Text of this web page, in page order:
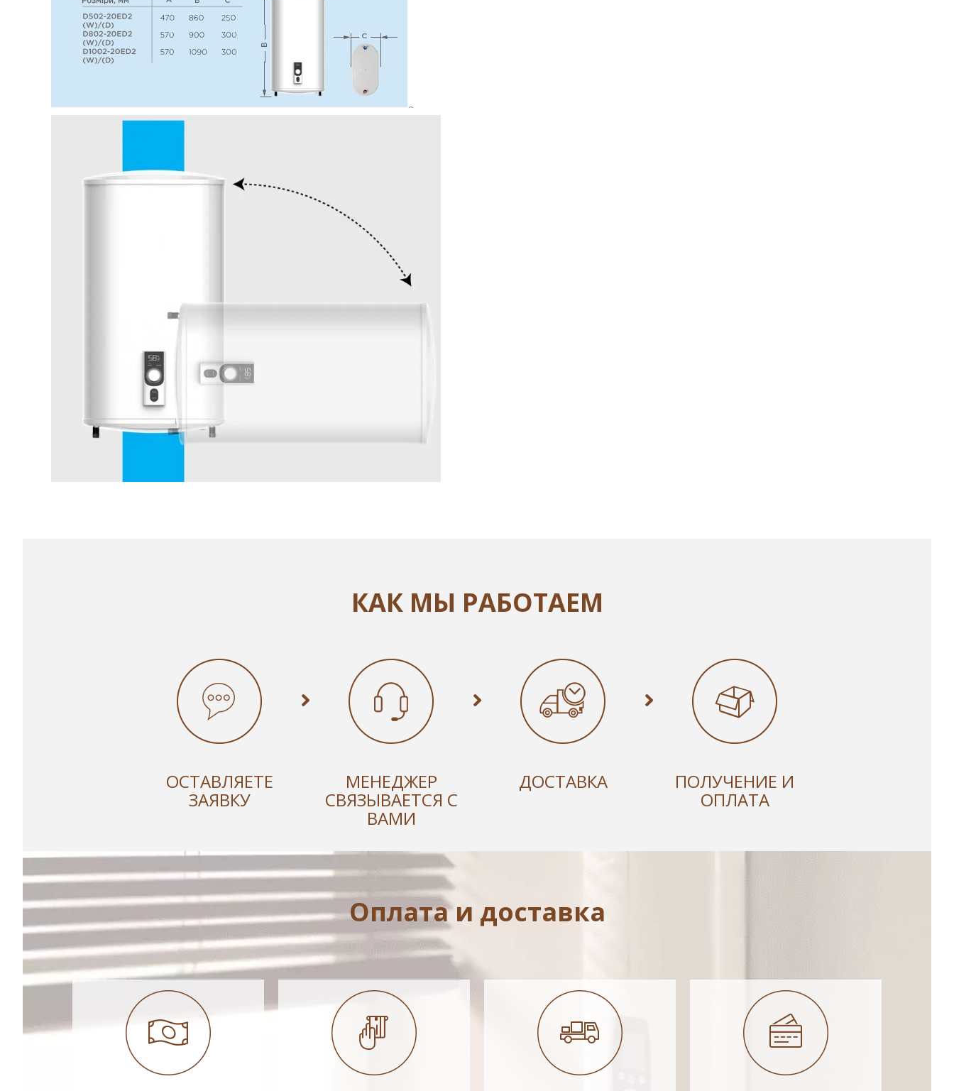
КАК МЫ РАБОТАЕМ
ОСТАВЛЯЕТЕ
ЗАЯВКУ
МЕНЕДЖЕР
СВЯЗЫВАЕТСЯ С
ВАМИ
ДОСТАВКА ПОЛУЧЕНИЕ И
ОПЛАТА
Оплата и доставка